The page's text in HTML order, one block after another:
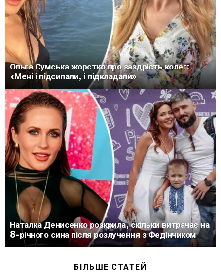
Ольга Сумська жорстко про заздрість колег:
«Мені і підсипали, і підкладали»
Наталка Денисенко розкрила, скільки витрачає на
8-річного сина після розлучення з Федінчиком
БІЛЬШЕ СТАТЕЙ